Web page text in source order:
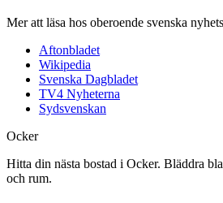
Mer att läsa hos oberoende svenska
Aftonbladet
Wikipedia
Svenska Dagbladet
TV4 Nyheterna
Sydsvenskan
Ocker
Hitta din nästa bostad i Ocker. Bläddra
och rum.